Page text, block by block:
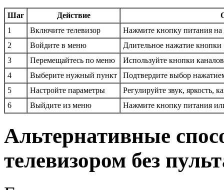
Шаг Действие
1
Включите телевизор
Нажмите кнопку питания на
2
Войдите в меню
Длительное нажатие
3
Перемещайтесь по меню
Используйте кнопки
4
Выберите нужный пункт
Подтвердите выбор
5
Настройте параметры
Регулируйте звук, яркость,
6
Выйдите из меню Нажмите кнопку питания
Альтернативные
телевизором без